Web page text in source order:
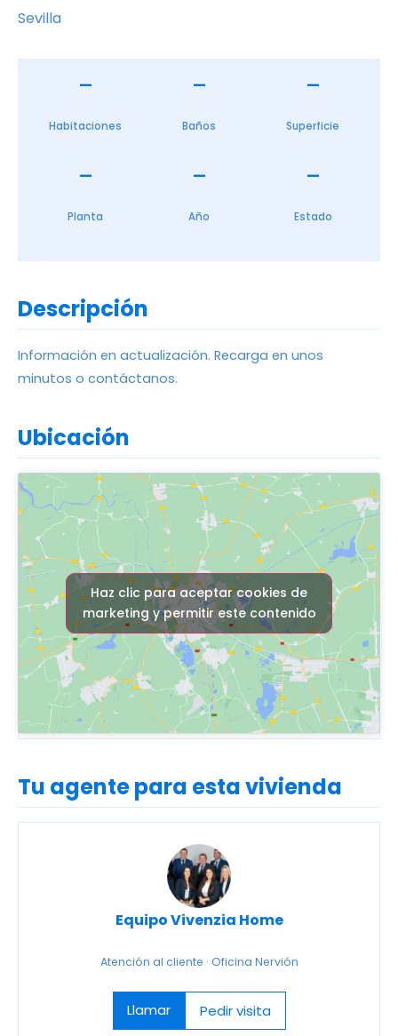
Sevilla
—
Habitaciones
—
Baños
—
Superficie
—
Planta
—
Año
—
Estado
Descripción
Información en actualización. Recarga en unos
minutos o contáctanos.
Ubicación
Haz clic para aceptar cookies de
marketing y permitir este contenido
Tu agente para esta vivienda
Equipo Vivenzia Home
Atención al cliente · Oficina Nervión
Llamar Pedir visita